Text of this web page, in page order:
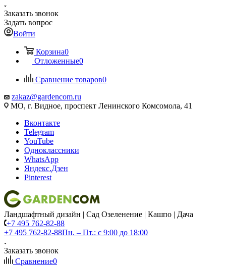
Заказать звонок
Задать вопрос
Войти
Корзина0
Отложенные0
Сравнение товаров0
zakaz@gardencom.ru
МО, г. Видное, проспект Ленинского Комсомола, 41
Вконтакте
Telegram
YouTube
Одноклассники
WhatsApp
Яндекс.Дзен
Pinterest
Ландшафтный дизайн | Сад Озеленение | Кашпо | Дача
+7 495 762-82-88
+7 495 762-82-88Пн. – Пт.: с 9:00 до 18:00
Заказать звонок
Сравнение0